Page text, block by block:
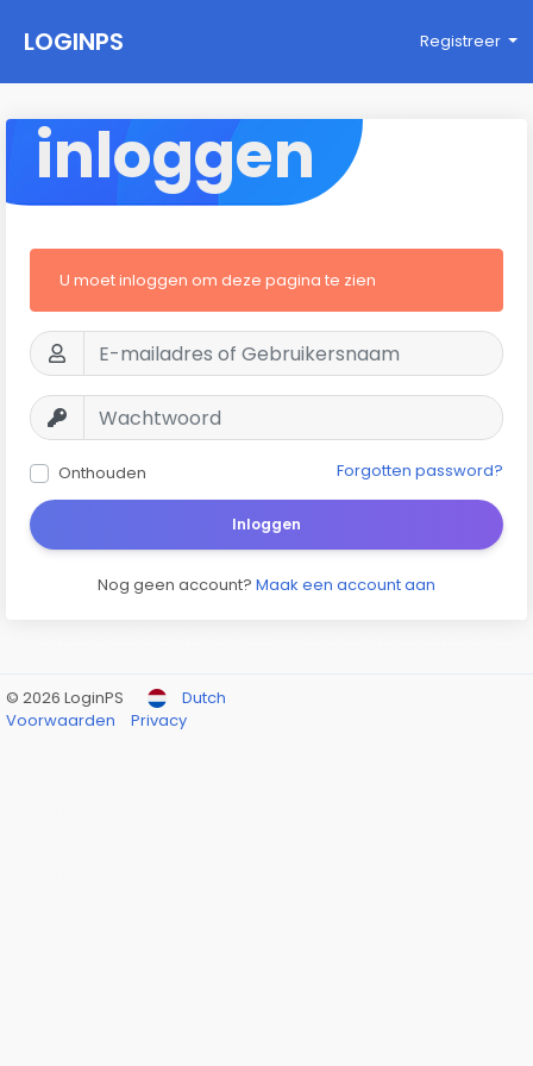
LOGINPS Registreer
inloggen
U moet inloggen om deze pagina te zien
Onthouden Forgotten password?
Inloggen
Nog geen account? Maak een account aan
© 2026 LoginPS
Dutch
Voorwaarden
Privacy